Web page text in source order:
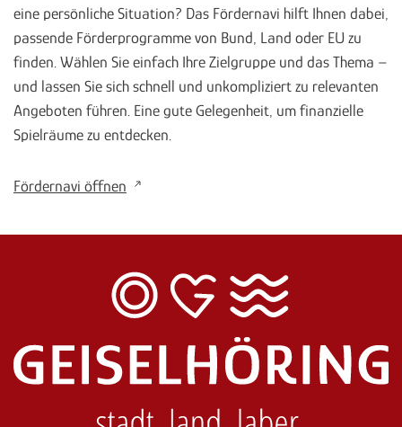
eine persönliche Situation? Das Fördernavi hilft Ihnen dabei,
passende Förderprogramme von Bund, Land oder EU zu
finden. Wählen Sie einfach Ihre Zielgruppe und das Thema –
und lassen Sie sich schnell und unkompliziert zu relevanten
Angeboten führen. Eine gute Gelegenheit, um finanzielle
Spielräume zu entdecken.
Fördernavi öffnen